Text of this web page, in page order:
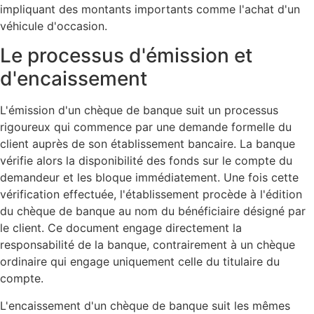
impliquant des montants importants comme l'achat d'un
véhicule d'occasion.
Le processus d'émission et
d'encaissement
L'émission d'un chèque de banque suit un processus
rigoureux qui commence par une demande formelle du
client auprès de son établissement bancaire. La banque
vérifie alors la disponibilité des fonds sur le compte du
demandeur et les bloque immédiatement. Une fois cette
vérification effectuée, l'établissement procède à l'édition
du chèque de banque au nom du bénéficiaire désigné par
le client. Ce document engage directement la
responsabilité de la banque, contrairement à un chèque
ordinaire qui engage uniquement celle du titulaire du
compte.
L'encaissement d'un chèque de banque suit les mêmes